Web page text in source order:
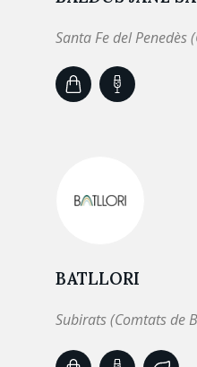
Santa Fe del Penedès
BATLLORI
Subirats (Comtats de